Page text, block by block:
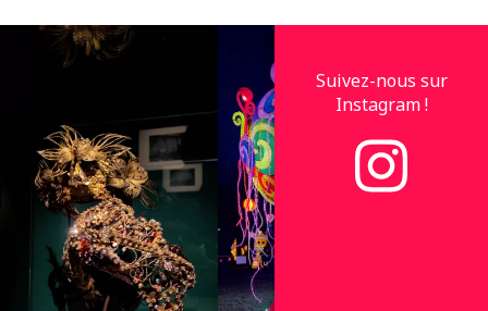
Suivez-nous sur
Instagram !